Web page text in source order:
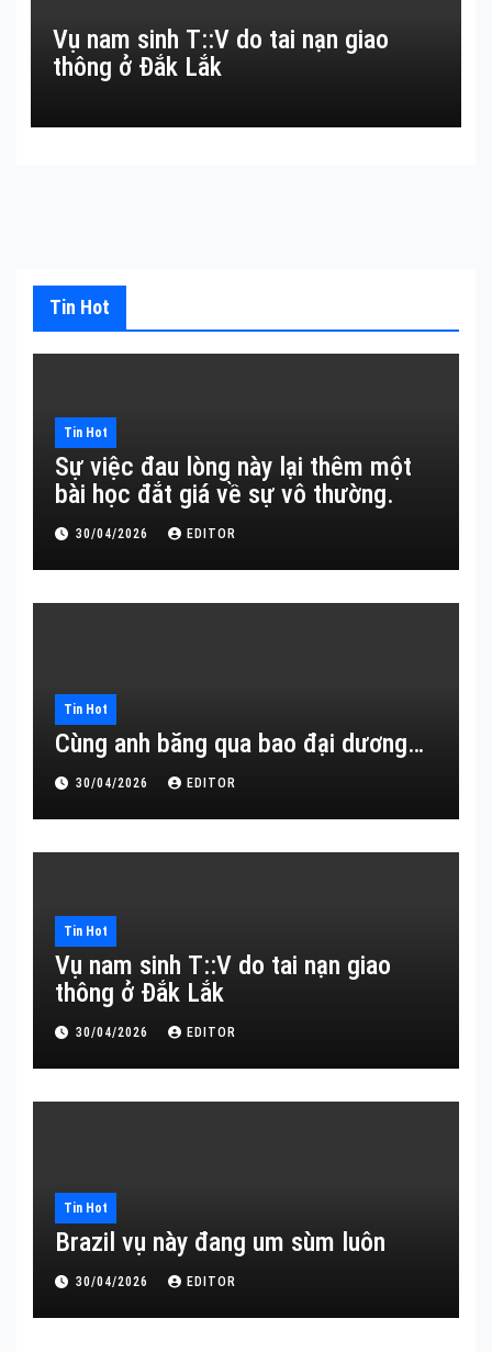
Vụ nam sinh T::V do tai nạn giao
thông ở Đắk Lắk
Tin Hot
Tin Hot
Sự việc đau lòng này lại thêm một
bài học đắt giá về sự vô thường.
30/04/2026 EDITOR
Tin Hot
Cùng anh băng qua bao đại dương…
30/04/2026 EDITOR
Tin Hot
Vụ nam sinh T::V do tai nạn giao
thông ở Đắk Lắk
30/04/2026 EDITOR
Tin Hot
Brazil vụ này đang um sùm luôn
30/04/2026 EDITOR